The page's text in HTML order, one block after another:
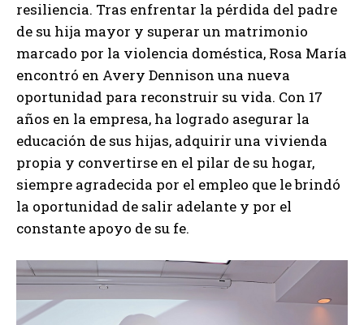
resiliencia. Tras enfrentar la pérdida del padre
de su hija mayor y superar un matrimonio
marcado por la violencia doméstica, Rosa María
encontró en Avery Dennison una nueva
oportunidad para reconstruir su vida. Con 17
años en la empresa, ha logrado asegurar la
educación de sus hijas, adquirir una vivienda
propia y convertirse en el pilar de su hogar,
siempre agradecida por el empleo que le brindó
la oportunidad de salir adelante y por el
constante apoyo de su fe.